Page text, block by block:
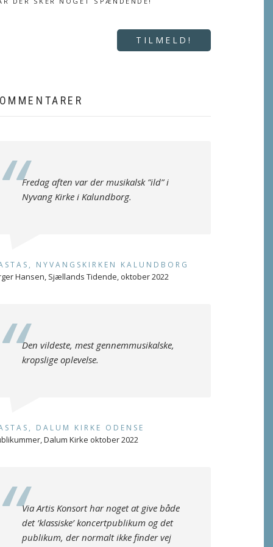
TILMELD!
Fredag aften var der musikalsk ”ild” i
Nyvang Kirke i Kalundborg.
NYVANGSKIRKEN KALUNDBORG
Hansen, Sjællands Tidende, oktober 2022
Den vildeste, mest gennemmusikalske,
kropslige oplevelse.
DALUM KIRKE ODENSE
Dalum Kirke oktober 2022
Via Artis Konsort har noget at give både
det ’klassiske’ koncertpublikum og det
publikum, der normalt ikke finder vej